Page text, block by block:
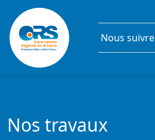
Aller au contenu principal
Nous suivre
Nos travaux